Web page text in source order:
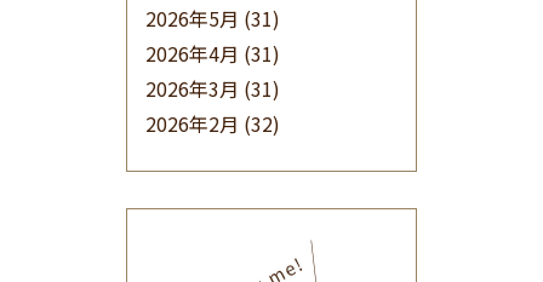
2026年5月 (31)
2026年4月 (31)
2026年3月 (31)
2026年2月 (32)
(32)